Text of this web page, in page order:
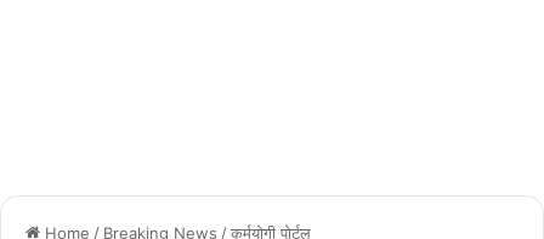
Home / Breaking News /कर्मयोगी पोर्टल